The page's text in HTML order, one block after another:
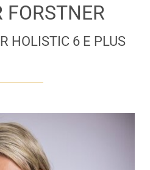
FORSTNER
HOLISTIC 6 E PLUS